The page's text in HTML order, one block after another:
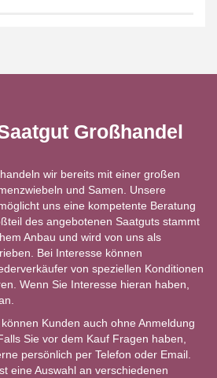
Großhandel
wir bereits mit einer großen
und Samen. Unsere
uns eine kompetente Beratung
des angebotenen Saatguts stammt
Anbau und wird von uns als
Bei Interesse können
von speziellen Konditionen
Wenn Sie Interesse hieran haben,
Kunden auch ohne Anmeldung
Sie vor dem Kauf Fragen haben,
persönlich per Telefon oder Email.
eine Auswahl an verschiedenen